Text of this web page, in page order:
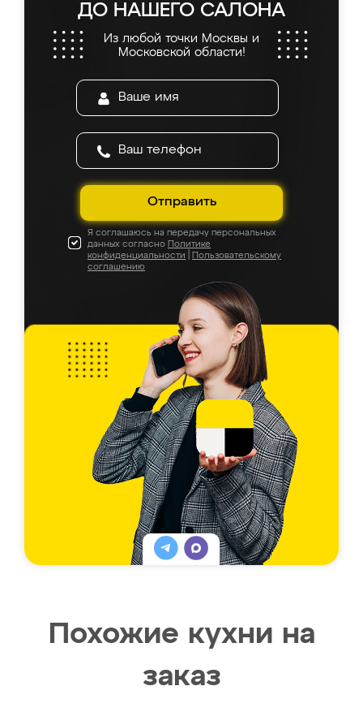
ДО НАШЕГО САЛОНА
Из любой точки Москвы и
Московской области!
Отправить
Я соглашаюсь на передачу персональных
данных согласно Политике
конфиденциальности
Пользовательскому
соглашению
Похожие кухни на
заказ